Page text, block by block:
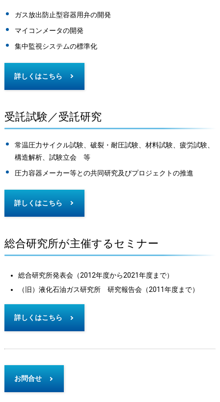
ガス放出防止型容器用弁の開発
マイコンメータの開発
集中監視システムの標準化
詳しくはこちら
受託試験／受託研究
常温圧力サイクル試験、破裂・耐圧試験、材料試験、疲労試験、
構造解析、試験立会 等
圧力容器メーカー等との共同研究及びプロジェクトの推進
詳しくはこちら
総合研究所が主催するセミナー
総合研究所発表会（2012年度から2021年度まで）
（旧）液化石油ガス研究所 研究報告会（2011年度まで）
詳しくはこちら
お問合せ